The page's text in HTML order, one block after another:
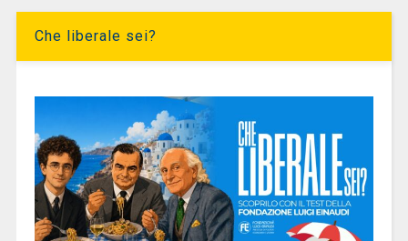
Che liberale sei?